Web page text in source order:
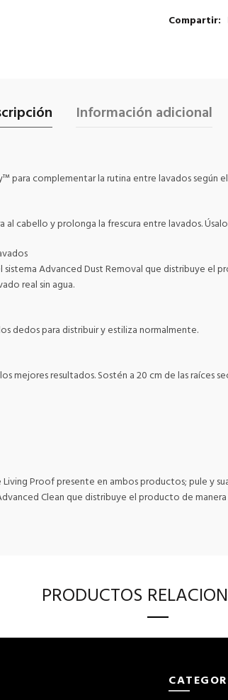
Compartir
Información adicional
para complementar la rutina entre lavados según
cabello y prolonga la frescura entre lavados.
Advanced Dust Removal que distribuye el
real sin agua.
dedos para distribuir y estiliza normalmente.
mejores resultados. Sostén a 20 cm de las raíces
Proof presente en ambos productos; pule y
Clean que distribuye el producto de
PRODUCTOS